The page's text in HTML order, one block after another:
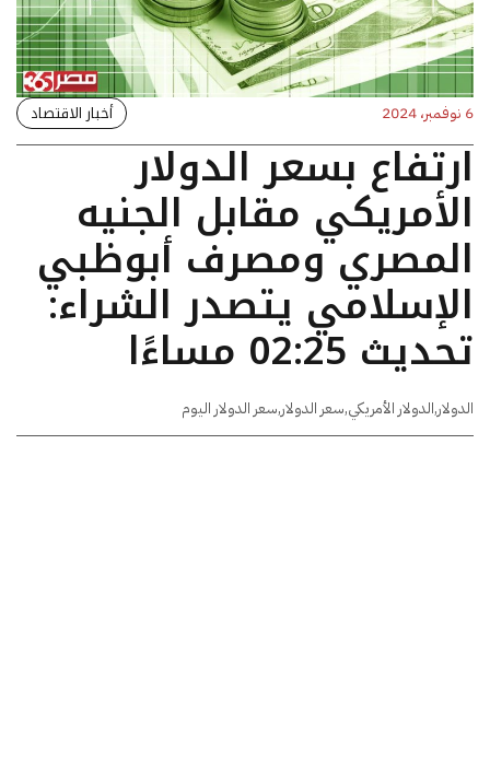
6 نوفمبر، 2024 أخبار الاقتصاد
ارتفاع بسعر الدولار
الأمريكي مقابل الجنيه
المصري ومصرف أبوظبي
الإسلامي يتصدر الشراء:
تحديث 02:25 مساءًا
الدولار,الدولار الأمريكي,سعر الدولار,سعر الدولار اليوم